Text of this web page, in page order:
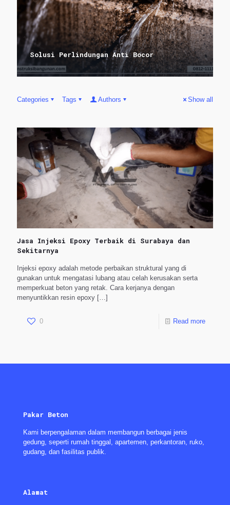
Solusi Perlindungan Anti Bocor
Categories Tags Authors Show all
Jasa Injeksi Epoxy Terbaik di Surabaya dan
Sekitarnya
Injeksi epoxy adalah metode perbaikan struktural yang di
gunakan untuk mengatasi lubang atau celah kerusakan serta
memperkuat beton yang retak. Cara kerjanya dengan
menyuntikkan resin epoxy […]
0 Read more
Pakar Beton
Kami berpengalaman dalam membangun berbagai jenis
gedung, seperti rumah tinggal, apartemen, perkantoran, ruko,
gudang, dan fasilitas publik.
Alamat